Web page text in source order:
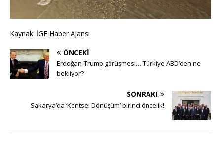
Kaynak: İGF Haber Ajansı
ÖNCEKI
Erdoğan-Trump görüşmesi… Türkiye ABD’den ne
bekliyor?
SONRAKI
Sakarya’da ‘Kentsel Dönüşüm’ birinci öncelik!